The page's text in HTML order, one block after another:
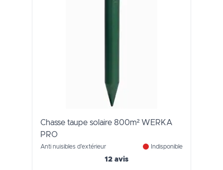
Chasse taupe solaire 800m² WERKA
PRO
Anti nuisibles d'extérieur Indisponible
12 avis